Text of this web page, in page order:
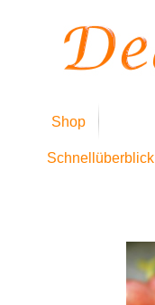
Shop
Schnellüberblick